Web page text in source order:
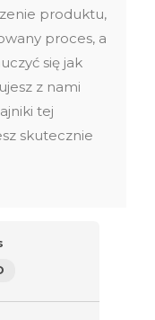
produktu,
proces, a
się jak
z nami
tej
skutecznie